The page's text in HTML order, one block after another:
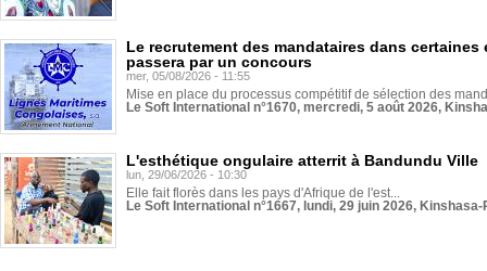
Le recrutement des mandataires dans
passera par un concours
mer, 05/08/2026 - 11:55
Mise en place du processus compétitif de sélection des
Le Soft International n°1670, mercredi, 5 août 2026,
L'esthétique ongulaire atterrit à Bandundu Ville
lun, 29/06/2026 - 10:30
Elle fait florès dans les pays d'Afrique de l'est...
Le Soft International n°1667, lundi, 29 juin 2026,